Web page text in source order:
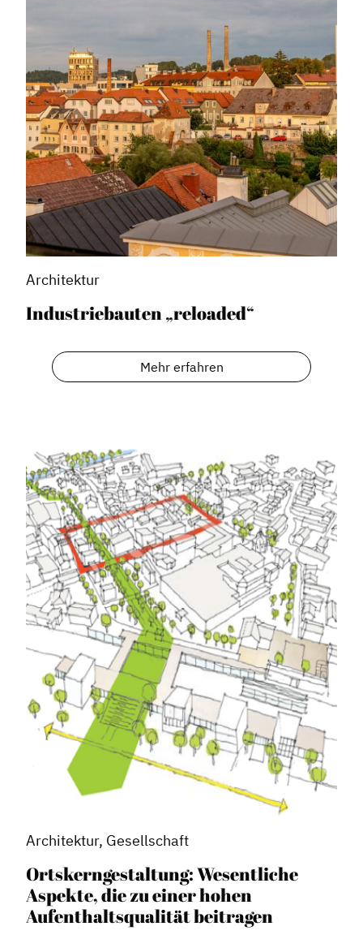
Architektur
Industriebauten „reloaded“
Mehr erfahren
Architektur, Gesellschaft
Ortskerngestaltung: Wesentliche
Aspekte, die zu einer hohen
Aufenthaltsqualität beitragen